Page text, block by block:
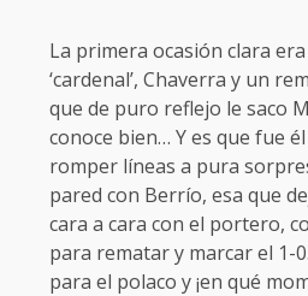
La primera ocasión clara
‘cardenal’, Chaverra y un
que de puro reflejo le saco
conoce bien… Y es que fue
romper líneas a pura
pared con Berrío, esa que
cara a cara con el portero,
para rematar y marcar el 1-
para el polaco y ¡en qué